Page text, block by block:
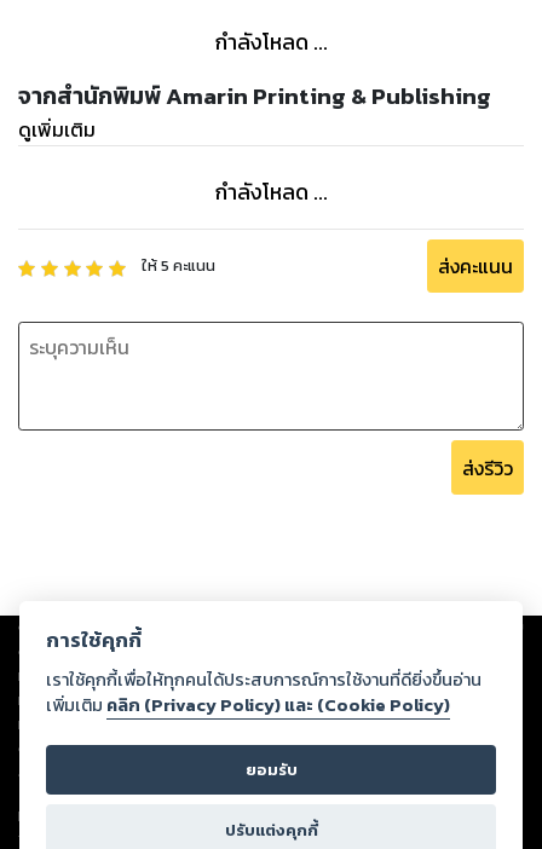
กำลังโหลด ...
จากสำนักพิมพ์ Amarin Printing & Publishing
ดูเพิ่มเติม
กำลังโหลด ...
ให้5 คะแนน ส่งคะแนน
ส่งรีวิว
Copyright © 2026
ต่อผลงานหรือเนื้อหาใดที่อัปโหลดผ่านเว็บไซต์และปรากฏว่าละเมิดสิทธิใน
ทรัพย์สินทางปัญญาของบุคคลอื่นหรือขัดต่อกฎหมายและศีลธรรม ดังนั้น ผู้อ่าน
ทุกท่านโปรดใช้วิจารณญาณในการกลั่นกรองด้วยตนเอง และหากท่านพบว่าส่วน
หนึ่งส่วนใดขัดต่อกฎหมายและศีลธรรม กรุณาแจ้งมายังบริษัท เพื่อทีมงานจะได้
ดำเนินการในทันที ทั้งนี้ ทางสตอรี่ล็อกขอสงวนลิขสิทธิ์ตามพระราชบัญญัติ
ลิขสิทธิ์ พ.ศ. 2537 (ฉบับล่าสุด)
For support: member@ookbee.com
Version
การใช้คุกกี้
เราใช้คุกกี้เพื่อให้ทุกคนได้ประสบการณ์การใช้งานที่ดียิ่งขึ้นอ่าน
เพิ่มเติม คลิก (Privacy Policy) และ (Cookie Policy)
ยอมรับ
ปรับแต่งคุกกี้